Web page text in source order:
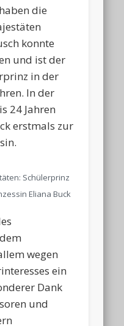
die
konnte
und ist der
in der
In der
24 Jahren
erstmals zur
Schülerprinz
Eliana Buck
wegen
ein
Dank
und